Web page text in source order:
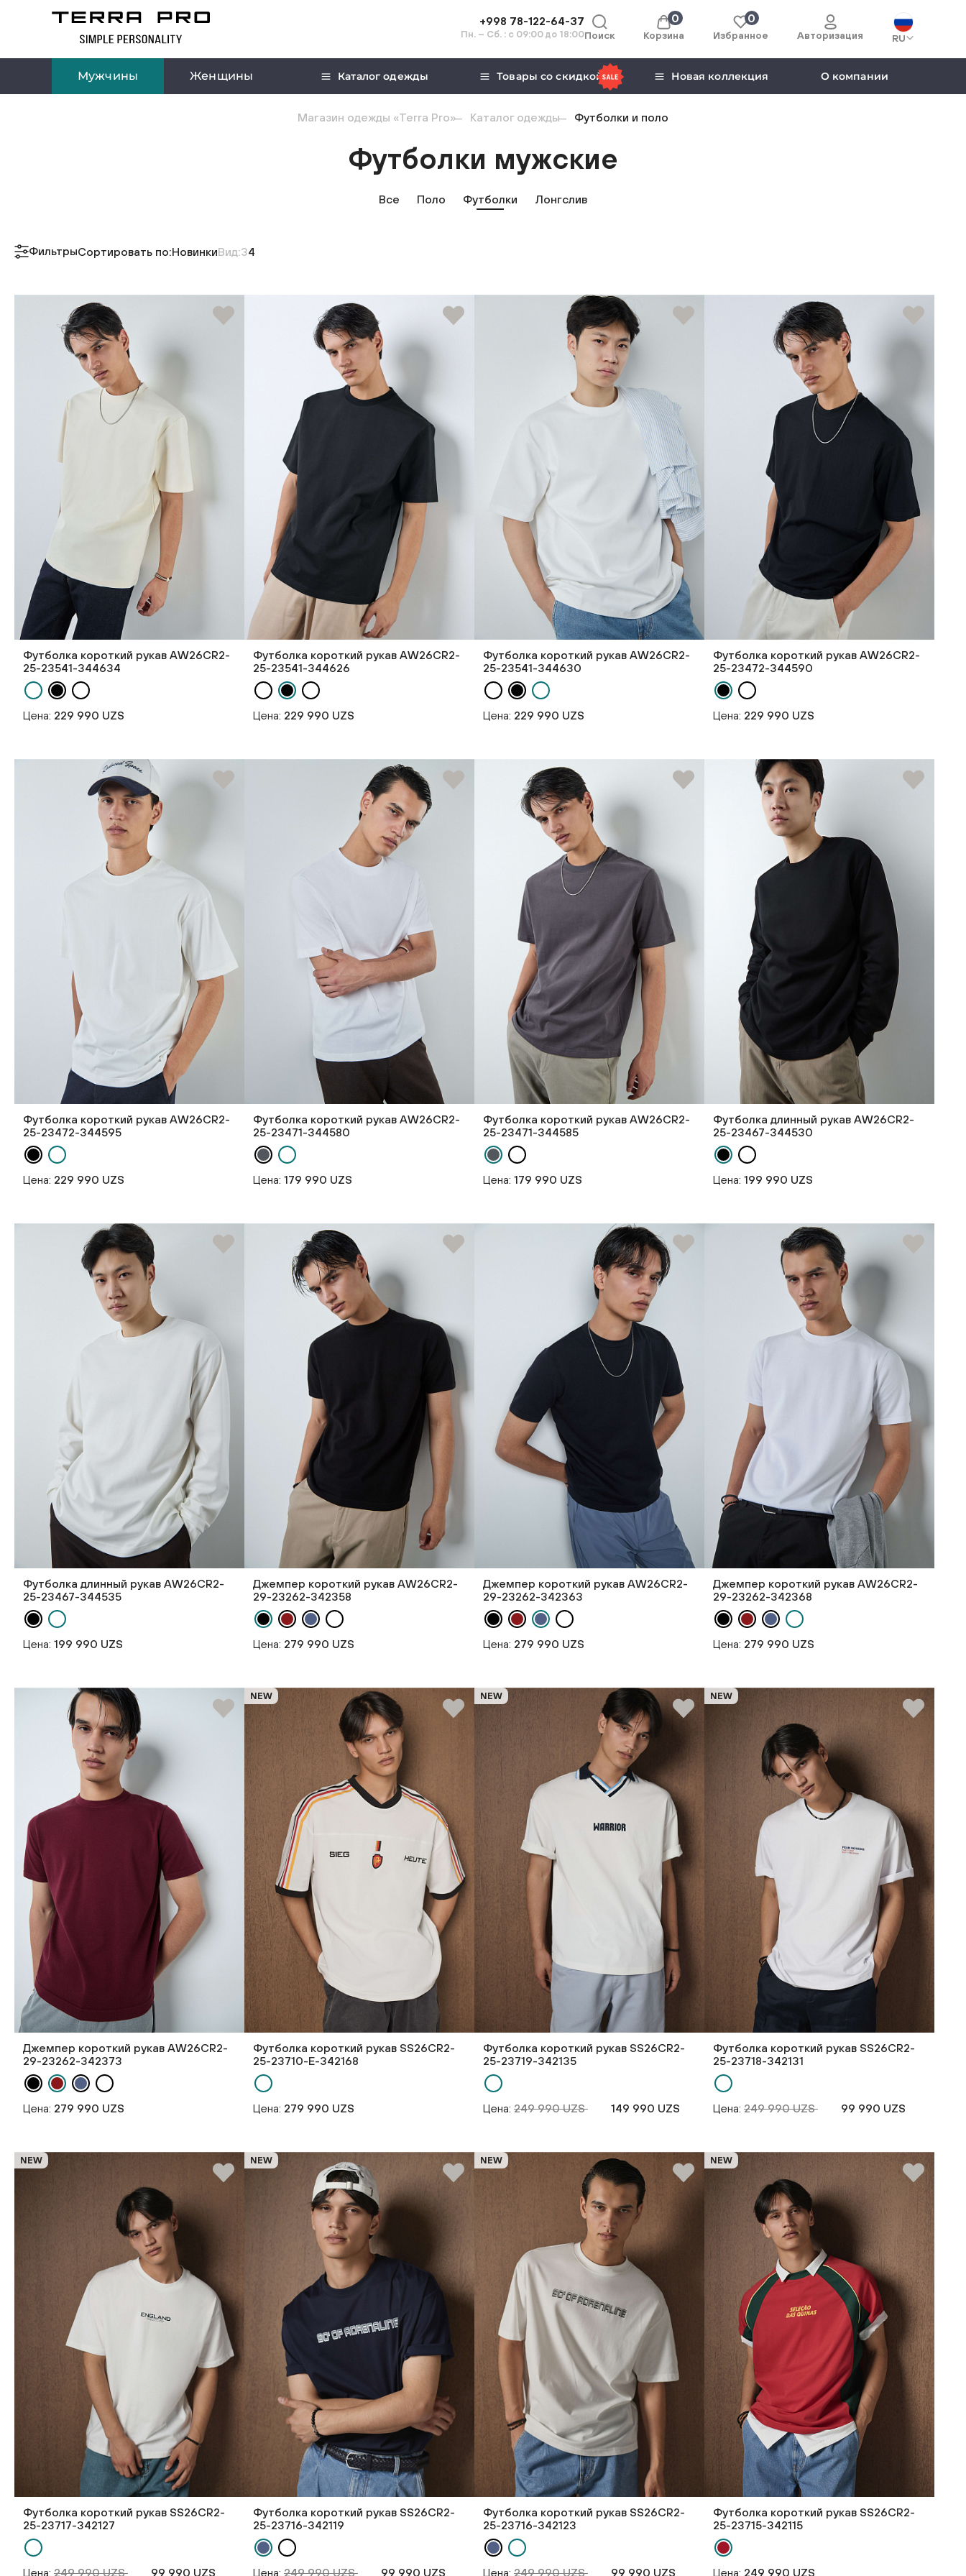
+998 78-122-64-37
Пн. – Сб. : с 09:00 до 18:00Поиск Корзина
0 0
Избранное Авторизация RU
Мужчины Женщины Каталог одежды Товары со скидкой Новая коллекция О компании
Магазин одежды «Terra Pro» Каталог одежды Футболки и поло
Футболки мужские
Все Поло Футболки Лонгслив
ФильтрыСортировать по:НовинкиВид:34
Футболка короткий рукав AW26CR2-
25-23541-344634
Цена: 229 990 UZS
Футболка короткий рукав AW26CR2-
25-23541-344626
Цена: 229 990 UZS
Футболка короткий рукав AW26CR2-
25-23541-344630
Цена: 229 990 UZS
Футболка короткий рукав AW26CR2-
25-23472-344590
Цена: 229 990 UZS
Футболка короткий рукав AW26CR2-
25-23472-344595
Цена: 229 990 UZS
Футболка короткий рукав AW26CR2-
25-23471-344580
Цена: 179 990 UZS
Футболка короткий рукав AW26CR2-
25-23471-344585
Цена: 179 990 UZS
Футболка длинный рукав AW26CR2-
25-23467-344530
Цена: 199 990 UZS
Футболка длинный рукав AW26CR2-
25-23467-344535
Цена: 199 990 UZS
Джемпер короткий рукав AW26CR2-
29-23262-342358
Цена: 279 990 UZS
Джемпер короткий рукав AW26CR2-
29-23262-342363
Цена: 279 990 UZS
Джемпер короткий рукав AW26CR2-
29-23262-342368
Цена: 279 990 UZS
Джемпер короткий рукав AW26CR2-
29-23262-342373
Цена: 279 990 UZS
NEW
Футболка короткий рукав SS26CR2-
25-23710-E-342168
Цена: 279 990 UZS
NEW
Футболка короткий рукав SS26CR2-
25-23719-342135
Цена: 249 990 UZS 149 990 UZS
NEW
Футболка короткий рукав SS26CR2-
25-23718-342131
Цена: 249 990 UZS 99 990 UZS
NEW
Футболка короткий рукав SS26CR2-
25-23717-342127
Цена: 249 990 UZS 99 990 UZS
NEW
Футболка короткий рукав SS26CR2-
25-23716-342119
Цена: 249 990 UZS 99 990 UZS
NEW
Футболка короткий рукав SS26CR2-
25-23716-342123
Цена: 249 990 UZS 99 990 UZS
NEW
Футболка короткий рукав SS26CR2-
25-23715-342115
Цена: 249 990 UZS